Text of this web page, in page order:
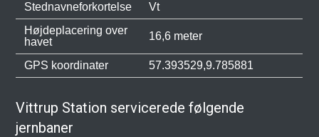
Stednavneforkortelse
Vt
Højdeplacering over
havet
16,6 meter
GPS koordinater 57.393529,9.785881
Vittrup Station servicerede følgende
jernbaner